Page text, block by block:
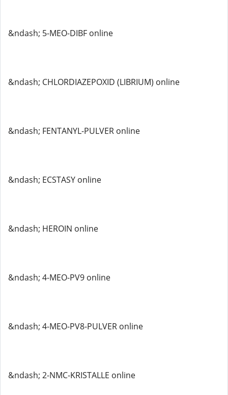
&ndash; 5-MEO-DIBF online
&ndash; CHLORDIAZEPOXID (LIBRIUM) online
&ndash; FENTANYL-PULVER online
&ndash; ECSTASY online
&ndash; HEROIN online
&ndash; 4-MEO-PV9 online
&ndash; 4-MEO-PV8-PULVER online
&ndash; 2-NMC-KRISTALLE online